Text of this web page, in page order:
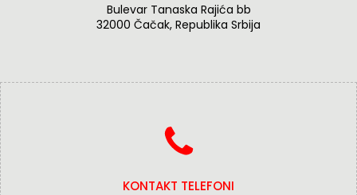
Bulevar Tanaska Rajića bb
32000 Čačak, Republika Srbija
KONTAKT TELEFONI